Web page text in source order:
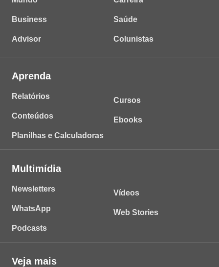
Business
Advisor
Saúde
Colunistas
Aprenda
Relatórios
Conteúdos
Planilhas e Calculadoras
Cursos
Ebooks
Multimídia
Newsletters
WhatsApp
Podcasts
Vídeos
Web Stories
Veja mais